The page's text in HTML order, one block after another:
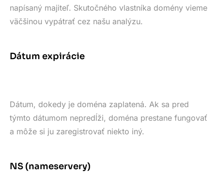
napísaný majiteľ. Skutočného vlastníka domény vieme
väčšinou vypátrať cez našu analýzu.
Dátum expirácie
Dátum, dokedy je doména zaplatená. Ak sa pred
týmto dátumom nepredĺži, doména prestane fungovať
a môže si ju zaregistrovať niekto iný.
NS (nameservery)